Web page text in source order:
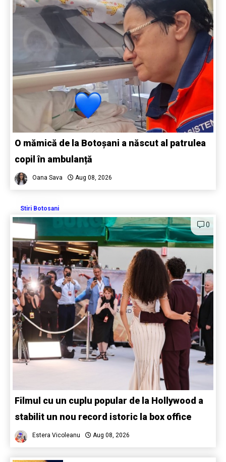
O mămică de la Botoșani a născut al patrulea
copil în ambulanță
Oana Sava Aug 08, 2026
Stiri Botosani
0
Filmul cu un cuplu popular de la Hollywood a
stabilit un nou record istoric la box office
Estera Vicoleanu Aug 08, 2026